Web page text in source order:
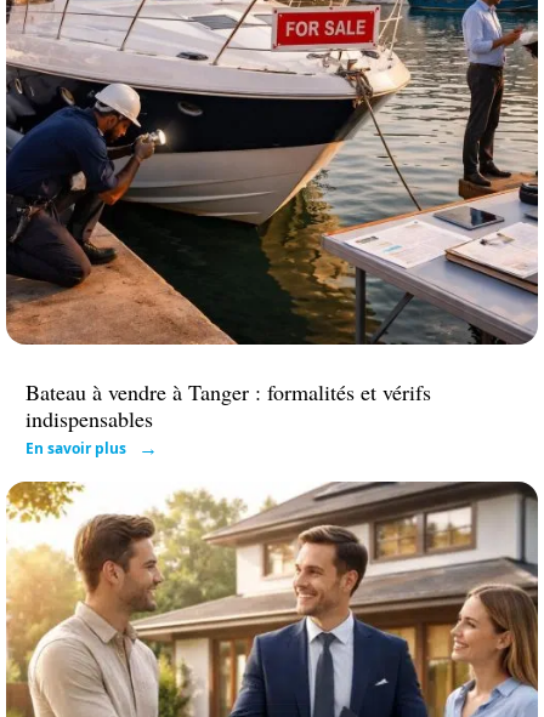
Bateau à vendre à Tanger : formalités et vérifs
indispensables
En savoir plus